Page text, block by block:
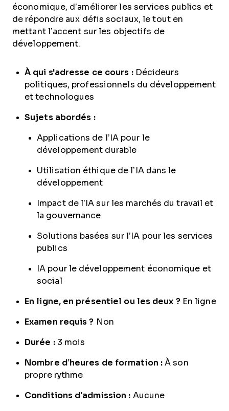
économique, d’améliorer les services publics et
de répondre aux défis sociaux, le tout en
mettant l’accent sur les objectifs de
développement.
À qui s'adresse ce cours :Décideurs
politiques, professionnels du développement
et technologues
Sujets abordés :
Applications de l’IA pour le
développement durable
Utilisation éthique de l’IA dans le
développement
Impact de l’IA sur les marchés du travail et
la gouvernance
Solutions basées sur l’IA pour les services
publics
IA pour le développement économique et
social
En ligne, en présentiel ou les deux ?En ligne
Examen requis ? Non
Durée :3 mois
Nombre d’heures de formation : À son
propre rythme
Conditions d’admission : Aucune